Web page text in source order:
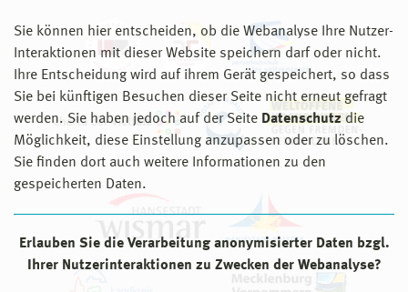
Sie können hier entscheiden, ob die Webanalyse Ihre Nutzer-
Interaktionen mit dieser Website speichern darf oder nicht.
Ihre Entscheidung wird auf ihrem Gerät gespeichert, so dass
Sie bei künftigen Besuchen dieser Seite nicht erneut gefragt
werden. Sie haben jedoch auf der Seite Datenschutz die
Möglichkeit, diese Einstellung anzupassen oder zu löschen.
Sie finden dort auch weitere Informationen zu den
gespeicherten Daten.
Erlauben Sie die Verarbeitung anonymisierter Daten bzgl.
Ihrer Nutzerinteraktionen zu Zwecken der Webanalyse?